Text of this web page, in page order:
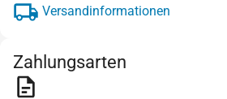
Versandinformationen
Zahlungsarten